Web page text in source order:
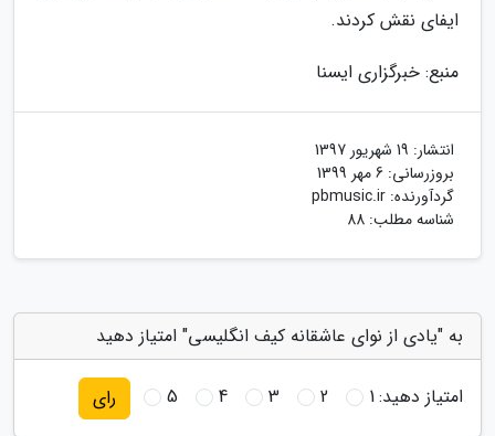
ایفای نقش کردند.
منبع: خبرگزاری ایسنا
انتشار: 19 شهریور 1397
بروزرسانی: 6 مهر 1399
گردآورنده: pbmusic.ir
شناسه مطلب: 88
به "یادی از نوای عاشقانه کیف انگلیسی" امتیاز دهید
امتیاز دهید:1
2
3
4
5 رای